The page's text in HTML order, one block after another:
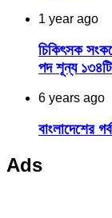
1 year ago
চিকিৎসক
পদ শূন্য
6 years ago
বাংলাদেশের
Ads